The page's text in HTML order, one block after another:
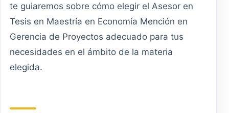
te guiaremos sobre cómo elegir el Asesor en
Tesis en Maestría en Economía Mención en
Gerencia de Proyectos adecuado para tus
necesidades en el ámbito de la materia
elegida.